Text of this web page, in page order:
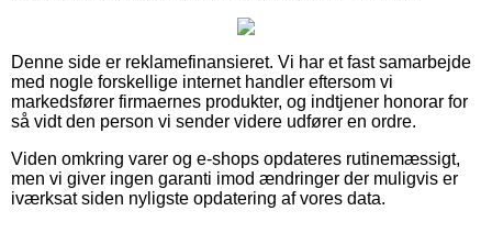
Denne side er reklamefinansieret. Vi har et fast samarbejde
med nogle forskellige internet handler eftersom vi
markedsfører firmaernes produkter, og indtjener honorar for
så vidt den person vi sender videre udfører en ordre.
Viden omkring varer og e-shops opdateres rutinemæssigt,
men vi giver ingen garanti imod ændringer der muligvis er
iværksat siden nyligste opdatering af vores data.